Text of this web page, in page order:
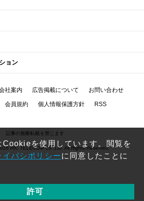
ョン
社案内 広告掲載について お問い合わせ
会員規約 個人情報保護方針 RSS
記事の無断転載を禁じます
RIC TELECOM Co.,Ltd. All Rights Reserved.
Cookieを使用しています。閲覧を
イバシポリシーに同意したことに
許可